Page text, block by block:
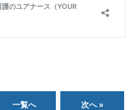
一覧へ 次へ »